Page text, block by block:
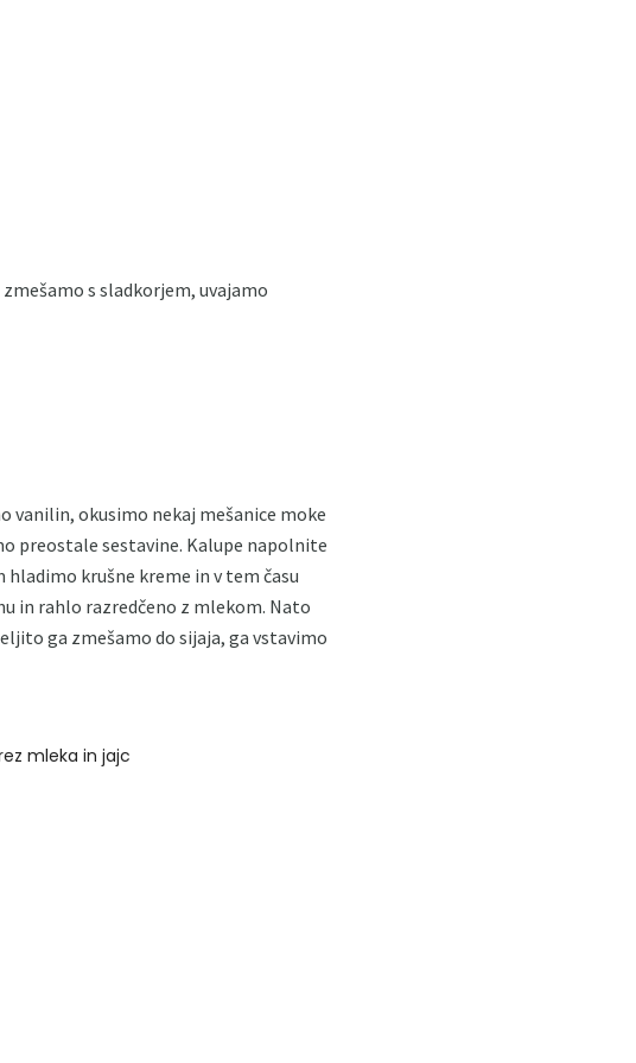
s sladkorjem, uvajamo
vanilin, okusimo nekaj mešanice moke
preostale sestavine. Kalupe napolnite
krušne kreme in v tem času
in rahlo razredčeno z mlekom. Nato
ga zmešamo do sijaja, ga vstavimo
mleka in jajc